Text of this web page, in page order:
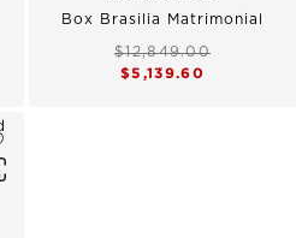
Box Brasilia Matrimonial
$12,849.00
$5,139.60